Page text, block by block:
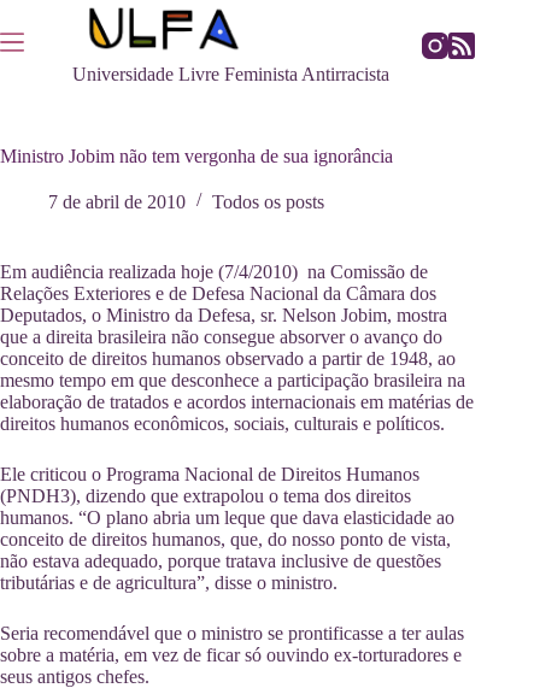
para
o
Universidade Livre Feminista Antirracista
Ministro Jobim não tem vergonha de sua ignorância
7 de abril de 2010 Todos os posts
Em audiência realizada hoje (7/4/2010) na Comissão de
Relações Exteriores e de Defesa Nacional da Câmara dos
Deputados, o Ministro da Defesa, sr. Nelson Jobim, mostra
que a direita brasileira não consegue absorver o avanço do
conceito de direitos humanos observado a partir de 1948, ao
mesmo tempo em que desconhece a participação brasileira na
elaboração de tratados e acordos internacionais em matérias de
direitos humanos econômicos, sociais, culturais e políticos.
Ele criticou o Programa Nacional de Direitos Humanos
(PNDH3), dizendo que extrapolou o tema dos direitos
humanos. “O plano abria um leque que dava elasticidade ao
conceito de direitos humanos, que, do nosso ponto de vista,
não estava adequado, porque tratava inclusive de questões
tributárias e de agricultura”, disse o ministro.
Seria recomendável que o ministro se prontificasse a ter aulas
sobre a matéria, em vez de ficar só ouvindo ex-torturadores e
seus antigos chefes.